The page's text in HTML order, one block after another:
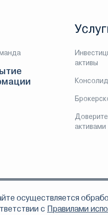
активы
активами
о том, что АО
бумаг: по доверительному
осуществляется
с Правилами